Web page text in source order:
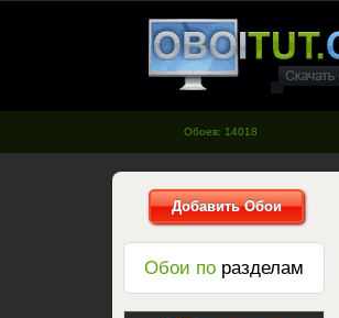
oboitut.com - Обои
столаОбоев: 14018
Добавить Обои
Обои по разделам